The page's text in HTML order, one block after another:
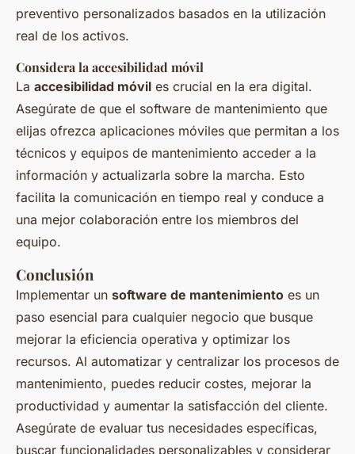
preventivo personalizados basados en la utilización
real de los activos.
Considera la accesibilidad móvil
La accesibilidad móvil es crucial en la era digital.
Asegúrate de que el software de mantenimiento que
elijas ofrezca aplicaciones móviles que permitan a los
técnicos y equipos de mantenimiento acceder a la
información y actualizarla sobre la marcha. Esto
facilita la comunicación en tiempo real y conduce a
una mejor colaboración entre los miembros del
equipo.
Conclusión
Implementar un software de mantenimiento es un
paso esencial para cualquier negocio que busque
mejorar la eficiencia operativa y optimizar los
recursos. Al automatizar y centralizar los procesos de
mantenimiento, puedes reducir costes, mejorar la
productividad y aumentar la satisfacción del cliente.
Asegúrate de evaluar tus necesidades específicas,
buscar funcionalidades personalizables y considerar